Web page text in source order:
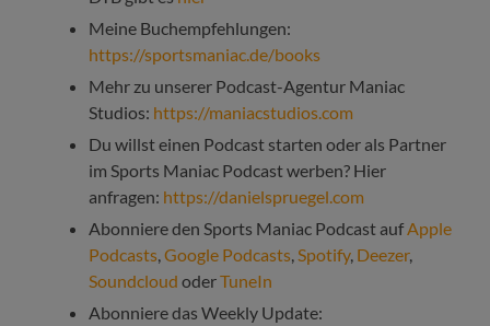
Meine Buchempfehlungen:
https://sportsmaniac.de/books
Mehr zu unserer Podcast-Agentur Maniac
Studios: https://maniacstudios.com
Du willst einen Podcast starten oder als Partner
im Sports Maniac Podcast werben? Hier
anfragen: https://danielspruegel.com
Abonniere den Sports Maniac Podcast auf Apple
Podcasts ,Google Podcasts Spotify, Deezer,
Soundcloud oderTuneIn
Abonniere das Weekly Update: